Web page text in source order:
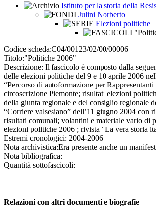
Istituto per la storia della
Julini Norberto
Elezioni politiche
Codice scheda:C04/00123/02/00/00006
Titolo:"Politiche 2006"
Descrizione: Il fascicolo è composto dalla
delle elezioni politiche del 9 e 10 aprile 2006
“Percorso di autoformazione per
circoscrizione Piemonte; risultati elezioni
della giunta regionale e del consiglio regionale
“Corriere valsesiano” dell’11 giugno 2004 con
risultati comunali; volantini e materiale vario di
elezioni politiche 2006 ; rivista “La vera storia
Estremi cronologici: 2004-2006
Nota archivistica:Era presente anche un
Nota bibliografica:
Quantità sottofascicoli:
Relazioni con altri documenti e biografie